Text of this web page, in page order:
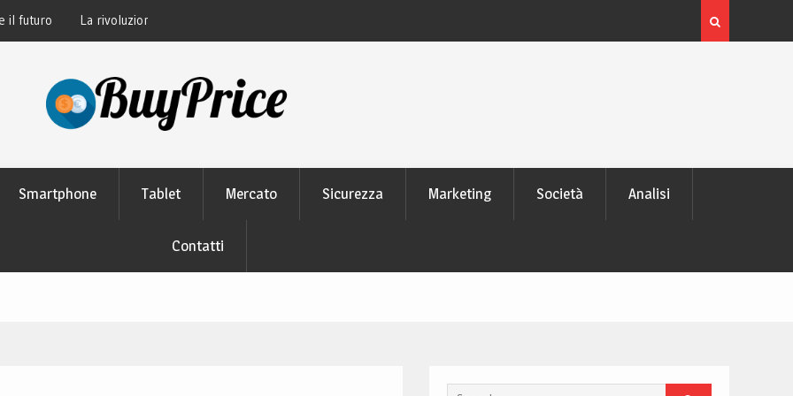
perché tutti lo
moderni
L’evoluzione delle schede video: dai pixel al Ray
moderno
Smartphone Tablet Mercato Sicurezza Marketing Società Analisi
Contatti